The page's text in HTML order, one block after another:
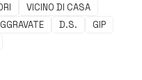
VICINO DI CASA
D.S.
GIP